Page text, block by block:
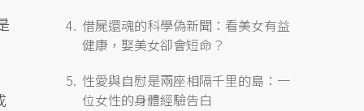
借屍還魂的科學偽新聞：看美女有益
健康，娶美女卻會短命？
性愛與自慰是兩座相隔千里的島：一
位女性的身體經驗告白